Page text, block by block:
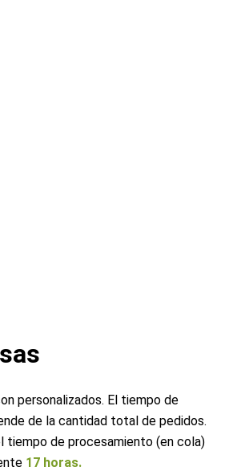
personalizados. El tiempo de
de la cantidad total de pedidos.
tiempo de procesamiento (en cola)
17 horas.